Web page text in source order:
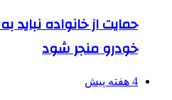
حمایت از خانواده نباید
خودرو منجر شود
4 هفته پیش